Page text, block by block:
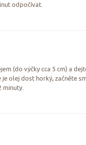
odpočívat.
(do výčky cca 5 cm) a
olej dost horký, začněte
minuty.